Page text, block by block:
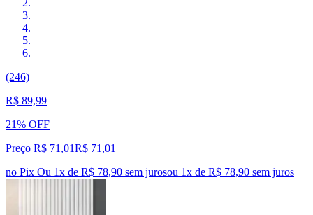
(246)
R$ 89,99
21% OFF
Preço R$ 71,01R$ 71 ,01
no Pix Ou 1x de R$ 78,90 sem jurosou 1x de R$ 78,90 sem juros